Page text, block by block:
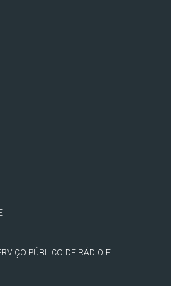
PÚBLICO DE RÁDIO E